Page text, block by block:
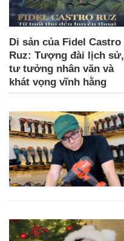
Di sản của Fidel Castro
Ruz: Tượng đài lịch sử,
tư tưởng nhân văn và
khát vọng vĩnh hằng